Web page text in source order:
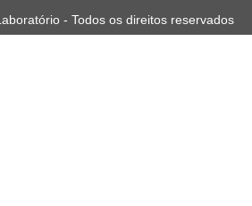
- Todos os direitos reservados